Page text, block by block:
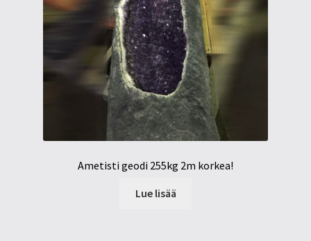
Ametisti geodi 255kg 2m korkea!
Lue lisää